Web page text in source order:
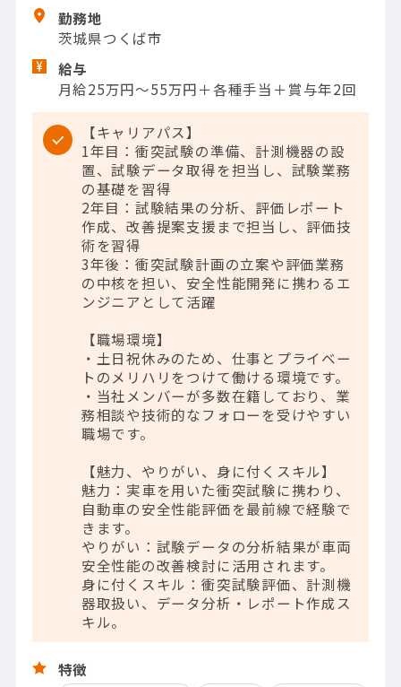
勤務地
茨城県つくば市
給与
月給25万円～55万円＋各種手当＋賞与年2回
【キャリアパス】
1年目：衝突試験の準備、計測機器の設
置、試験データ取得を担当し、試験業務
の基礎を習得
2年目：試験結果の分析、評価レポート
作成、改善提案支援まで担当し、評価技
術を習得
3年後：衝突試験計画の立案や評価業務
の中核を担い、安全性能開発に携わるエ
ンジニアとして活躍
【職場環境】
・土日祝休みのため、仕事とプライベー
トのメリハリをつけて働ける環境です。
・当社メンバーが多数在籍しており、業
務相談や技術的なフォローを受けやすい
職場です。
【魅力、やりがい、身に付くスキル】
魅力：実車を用いた衝突試験に携わり、
自動車の安全性能評価を最前線で経験で
きます。
やりがい：試験データの分析結果が車両
安全性能の改善検討に活用されます。
身に付くスキル：衝突試験評価、計測機
器取扱い、データ分析・レポート作成ス
キル。
特徴